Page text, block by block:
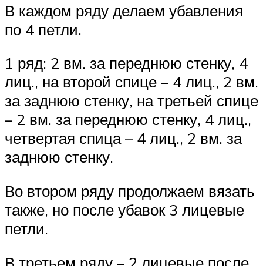
В каждом ряду делаем убавления
по 4 петли.
1 ряд: 2 вм. за переднюю стенку, 4
лиц., на второй спице – 4 лиц., 2 вм.
за заднюю стенку, на третьей спице
– 2 вм. за переднюю стенку, 4 лиц.,
четвертая спица – 4 лиц., 2 вм. за
заднюю стенку.
Во втором ряду продолжаем вязать
также, но после убавок 3 лицевые
петли.